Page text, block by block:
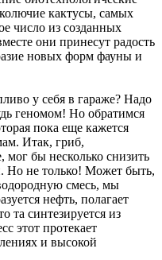
кактусы, самых
число из созданных
они принесут радость
новых форм фауны и
у себя в гараже? Надо
геномом! Но обратимся
пока еще кажется
Итак, гриб,
бы несколько снизить
Но не только! Может быть,
смесь, мы
нефть, полагает
та синтезируется из
этот протекает
и высокой